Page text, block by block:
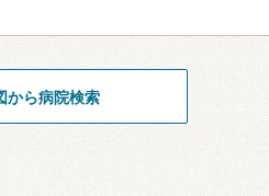
から病院検索